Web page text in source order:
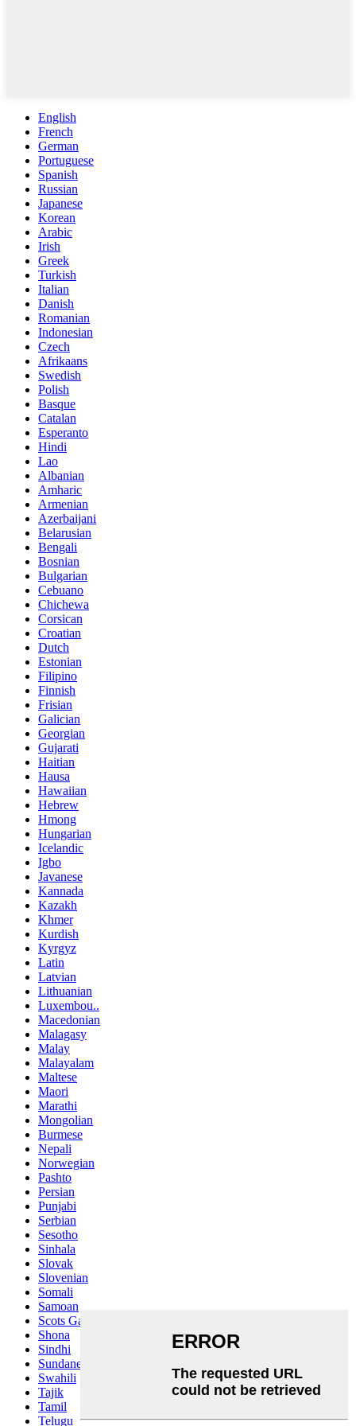
English
French
German
Portuguese
Spanish
Russian
Japanese
Korean
Arabic
Irish
Greek
Turkish
Italian
Danish
Romanian
Indonesian
Czech
Afrikaans
Swedish
Polish
Basque
Catalan
Esperanto
Hindi
Lao
Albanian
Amharic
Armenian
Azerbaijani
Belarusian
Bengali
Bosnian
Bulgarian
Cebuano
Chichewa
Corsican
Croatian
Dutch
Estonian
Filipino
Finnish
Frisian
Galician
Georgian
Gujarati
Haitian
Hausa
Hawaiian
Hebrew
Hmong
Hungarian
Icelandic
Igbo
Javanese
Kannada
Kazakh
Khmer
Kurdish
Kyrgyz
Latin
Latvian
Lithuanian
Luxembou..
Macedonian
Malagasy
Malay
Malayalam
Maltese
Maori
Marathi
Mongolian
Burmese
Nepali
Norwegian
Pashto
Persian
Punjabi
Serbian
Sesotho
Sinhala
Slovak
Slovenian
Somali
Samoan
Scots Gaelic
Shona
Sindhi
Sundanese
Swahili
Tajik
Tamil
Telugu